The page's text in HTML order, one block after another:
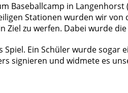
Baseballcamp in
Stationen wurden wir
zu werfen. Dabei wurde
Ein Schüler wurde
signieren und widmete es